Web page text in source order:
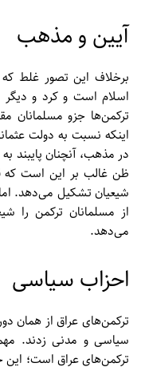
آیین و مذهب
برخلاف این تصور غلط
اسلام است و کرد و
ترکمن‌‌ها جزو مسلمانان
اینکه نسبت به دولت
در مذهب، آنچنان پایبند
ظن غالب بر این است که
از مسلمانان ترکمن را
می‌دهد.
احزاب سیاسی
ترکمن‌‌های عراق از همان
سیاسی و مدنی زدند.
ترکمن‌‌های عراق است؛